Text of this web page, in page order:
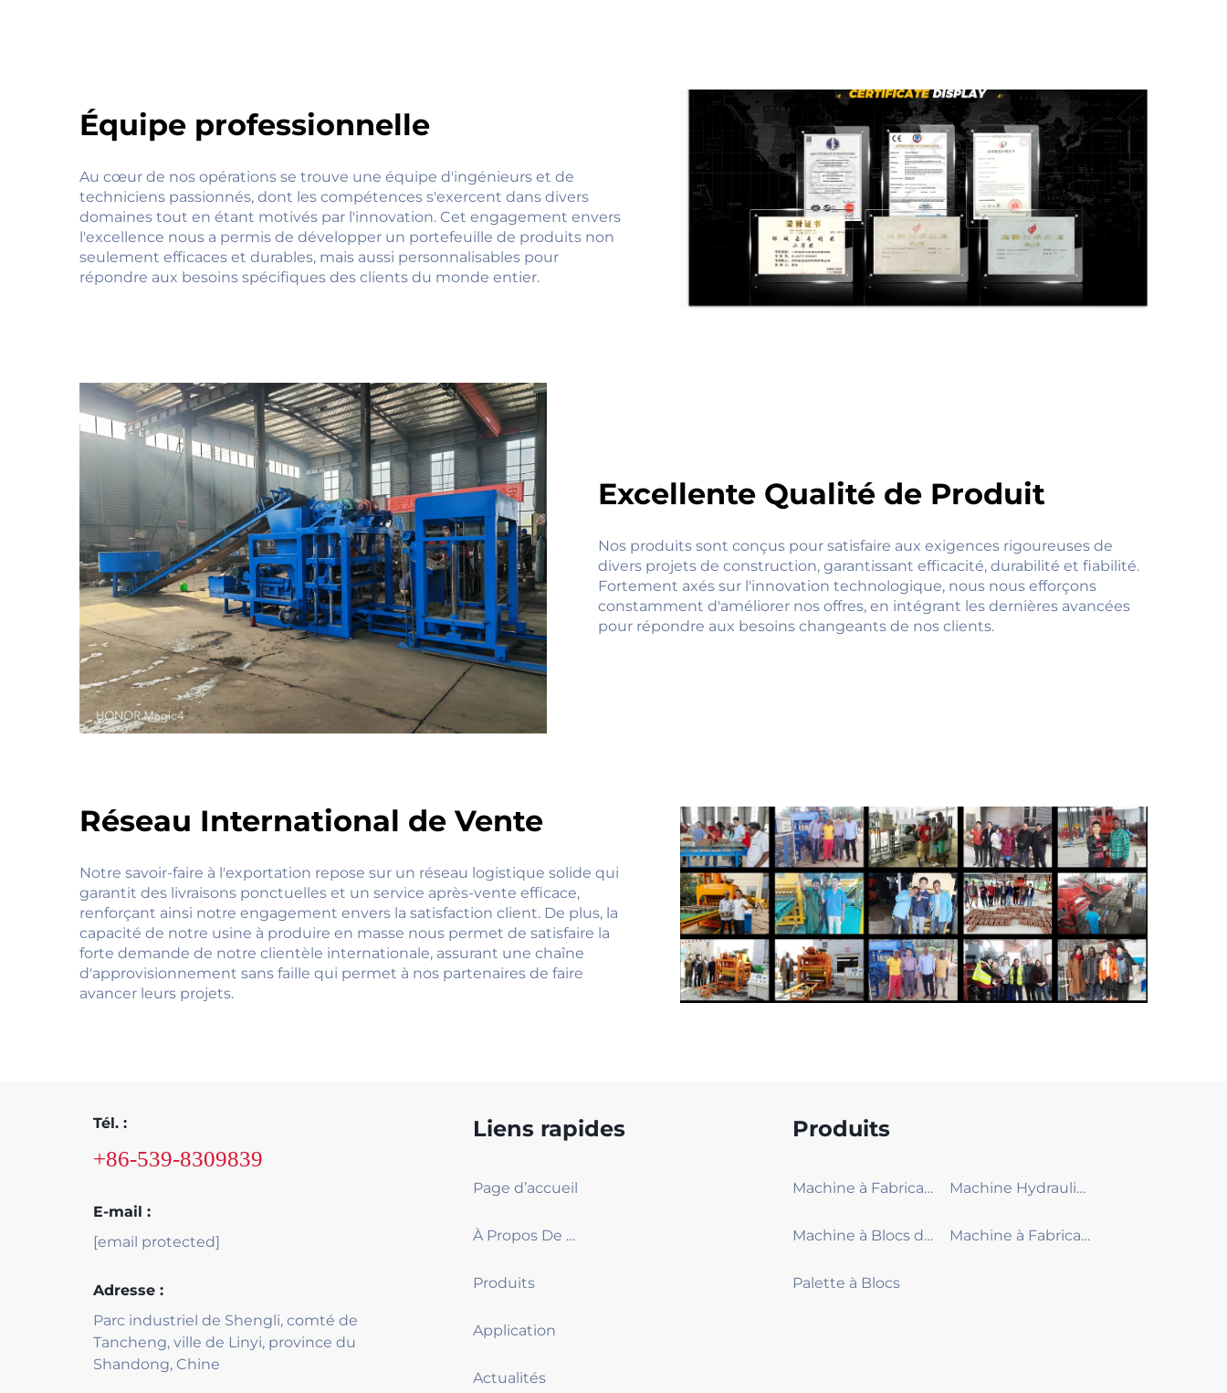
Équipe professionnelle
Au cœur de nos opérations se trouve une équipe d'ingénieurs et de
techniciens passionnés, dont les compétences s'exercent dans divers
domaines tout en étant motivés par l'innovation. Cet engagement envers
l'excellence nous a permis de développer un portefeuille de produits non
seulement efficaces et durables, mais aussi personnalisables pour
répondre aux besoins spécifiques des clients du monde entier.
Excellente Qualité de Produit
Nos produits sont conçus pour satisfaire aux exigences rigoureuses de
divers projets de construction, garantissant efficacité, durabilité et fiabilité.
Fortement axés sur l'innovation technologique, nous nous efforçons
constamment d'améliorer nos offres, en intégrant les dernières avancées
pour répondre aux besoins changeants de nos clients.
Réseau International de Vente
Notre savoir-faire à l'exportation repose sur un réseau logistique solide qui
garantit des livraisons ponctuelles et un service après-vente efficace,
renforçant ainsi notre engagement envers la satisfaction client. De plus, la
capacité de notre usine à produire en masse nous permet de satisfaire la
forte demande de notre clientèle internationale, assurant une chaîne
d'approvisionnement sans faille qui permet à nos partenaires de faire
avancer leurs projets.
Tél. :
+86-539-8309839
E-mail :
[email protected]
Adresse :
Parc industriel de Shengli, comté de
Tancheng, ville de Linyi, province du
Shandong, Chine
Liens rapides
Page d’accueil
À Propos De Nous
Produits
Application
Actualités
Produits
Machine à Fabrication de Blocs Moyenne Machine Hydraulique à Blocs de Béton de Plus Grande Capacité
Machine à Blocs de Béton Petite Machine à Fabrication de Briques en Terre Comprimée
Palette à Blocs